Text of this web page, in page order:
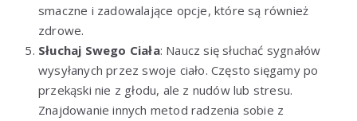
smaczne i zadowalające opcje, które są również
zdrowe.
Słuchaj Swego Ciała: Naucz się słuchać sygnałów
wysyłanych przez swoje ciało. Często sięgamy po
przekąski nie z głodu, ale z nudów lub stresu.
Znajdowanie innych metod radzenia sobie z